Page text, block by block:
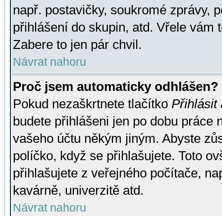
např. postavičky, soukromé zprávy,
přihlášení do skupin, atd. Vřele vám
Zabere to jen pár chvil.
Návrat nahoru
Proč jsem automaticky odhlášen?
Pokud nezaškrtnete tlačítko Přihlásit
budete přihlášeni jen po dobu práce
vašeho účtu někým jiným. Abyste
políčko, když se přihlašujete. Toto
přihlašujete z veřejného počítače,
kavárně, univerzitě atd.
Návrat nahoru